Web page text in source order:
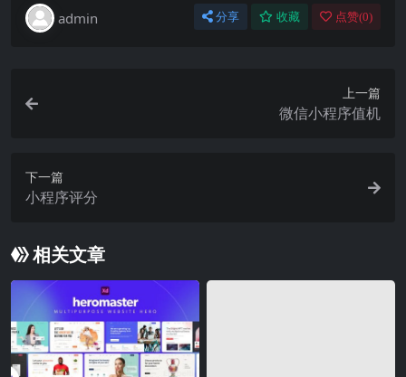
admin 分享 收藏 点赞(0)
上一篇
微信小程序值机
下一篇
小程序评分
相关文章